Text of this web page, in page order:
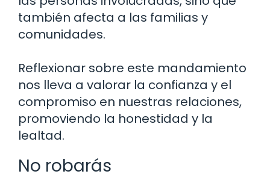
también afecta a las familias y
comunidades.
Reflexionar sobre este mandamiento
nos lleva a valorar la confianza y el
compromiso en nuestras relaciones,
promoviendo la honestidad y la
lealtad.
No robarás